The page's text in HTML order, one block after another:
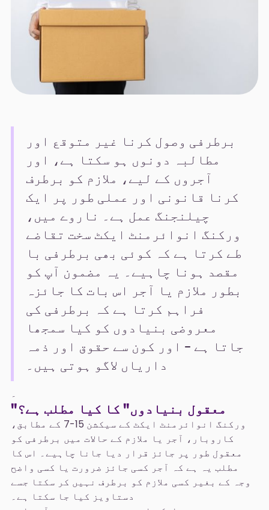
برطرفی وصول کرنا غیر متوقع اور
مطالبہ دونوں ہو سکتا ہے، اور
آجروں کے لیے، ملازم کو برطرف
کرنا قانونی اور عملی طور پر ایک
چیلنجنگ عمل ہے۔ ناروے میں،
ورکنگ انوائرمنٹ ایکٹ سخت تقاضے
طے کرتا ہے کہ کوئی بھی برطرفی با
مقصد ہونا چاہیے۔ یہ مضمون آپ کو
بطور ملازم یا آجر اس بات کا جائزہ
فراہم کرتا ہے کہ برطرفی کی
معروضی بنیادوں کو کیا سمجھا
جاتا ہے – اور کون سے حقوق اور ذمہ
داریاں لاگو ہوتی ہیں۔
۔
"معقول بنیادوں" کا کیا مطلب ہے؟
ورکنگ انوائرمنٹ ایکٹ کے سیکشن 15-7 کے مطابق،
کاروبار، آجر یا ملازم کے حالات میں برطرفی کو
معقول طور پر جائز قرار دیا جانا چاہیے۔ اس کا
مطلب یہ ہے کہ آجر کسی جائز ضرورت یا کسی واضح
وجہ کے بغیر کسی ملازم کو برطرف نہیں کر سکتا جسے
دستاویز کیا جا سکتا ہے۔